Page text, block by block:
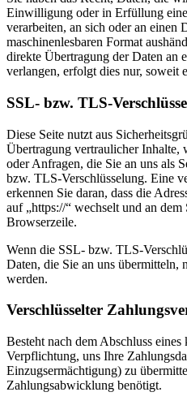
Einwilligung oder in Erfüllung
verarbeiten, an sich oder an einen
maschinenlesbaren Format
direkte Übertragung der Daten an
verlangen, erfolgt dies nur, soweit
SSL- bzw. TLS-
Diese Seite nutzt aus
Übertragung vertraulicher Inhalte,
oder Anfragen, die Sie an uns als
bzw. TLS-Verschlüsselung. Eine
erkennen Sie daran, dass die
auf „https://“ wechselt und an
Browserzeile.
Wenn die SSL- bzw. TLS-
Daten, die Sie an uns übermitteln,
werden.
Verschlüsselter
Besteht nach dem Abschluss
Verpflichtung, uns Ihre
Einzugsermächtigung) zu
Zahlungsabwicklung benötigt.